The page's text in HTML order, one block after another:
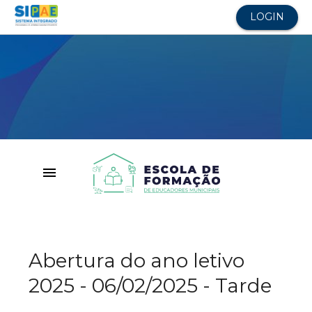
LOGIN
menu
Abertura do ano letivo
2025 - 06/02/2025 - Tarde